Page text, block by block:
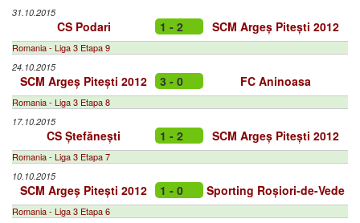
31.10.2015
CS Podari 1 - 2 SCM Argeș Pitești 2012
Romania - Liga 3 Etapa 9
24.10.2015
SCM Argeș Pitești 2012 3 - 0 FC Aninoasa
Romania - Liga 3 Etapa 8
17.10.2015
CS Ștefănești 1 - 2 SCM Argeș Pitești 2012
Romania - Liga 3 Etapa 7
10.10.2015
SCM Argeș Pitești 2012 1 - 0 Sporting Roșiori-de-Vede
Romania - Liga 3 Etapa 6